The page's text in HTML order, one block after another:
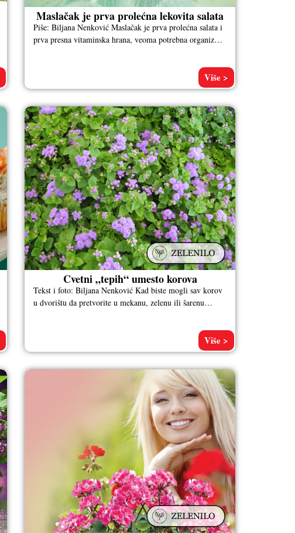
Maslačak je prva prolećna lekovita salata
Piše: Biljana Nenković Maslačak je prva prolećna salata i
prva presna vitaminska hrana, veoma potrebna organizmu
Više >
Cvetni „tepih“ umesto korova
Tekst i foto: Biljana Nenković Kad biste mogli sav korov
u dvorištu da pretvorite u mekanu, zelenu ili šarenu
Više >